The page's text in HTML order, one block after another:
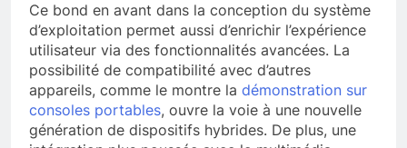
Ce bond en avant dans la conception du système
d’exploitation permet aussi d’enrichir l’expérience
utilisateur via des fonctionnalités avancées. La
possibilité de compatibilité avec d’autres
appareils, comme le montre la démonstration sur
consoles portables, ouvre la voie à une nouvelle
génération de dispositifs hybrides. De plus, une